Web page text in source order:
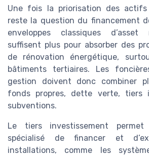
Une fois la priorisation des
reste la question du financement
enveloppes classiques d’asset
suffisent plus pour absorber des
de rénovation énergétique,
bâtiments tertiaires. Les
gestion doivent donc combiner
fonds propres, dette verte, tiers
subventions.
Le tiers investissement
spécialisé de financer et
installations, comme les